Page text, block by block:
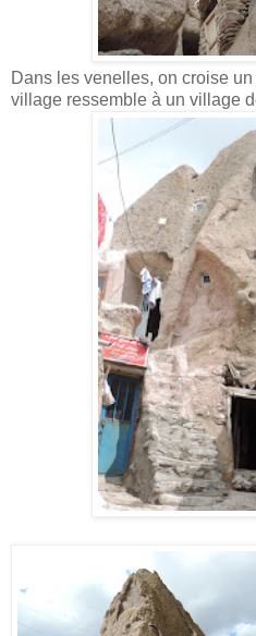
Dans les venelles, on croise
village ressemble à un village